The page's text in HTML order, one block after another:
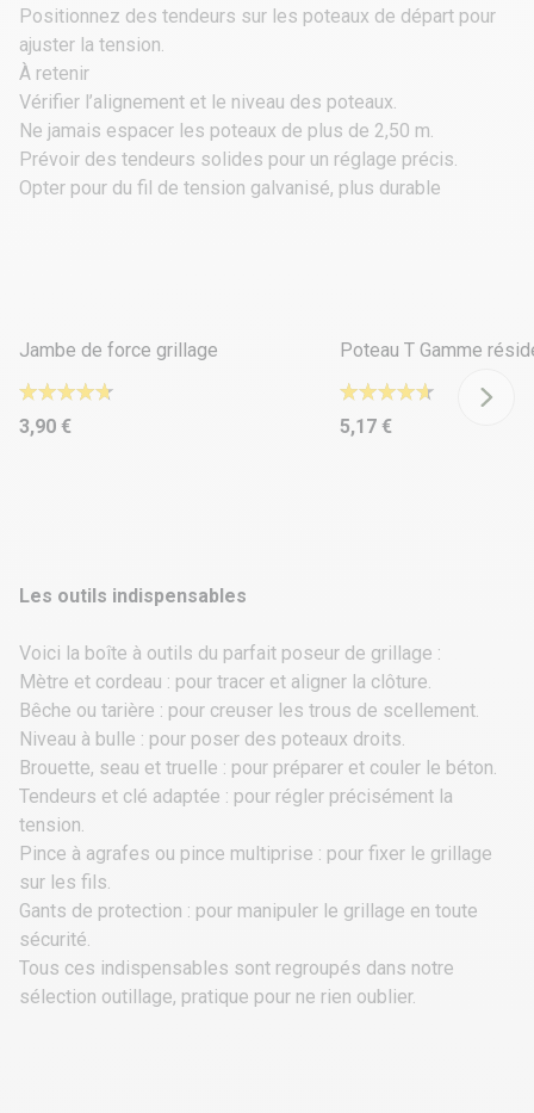
Positionnez des tendeurs sur les poteaux de départ pour
ajuster la tension.
À retenir
Vérifier l’alignement et le niveau des poteaux.
Ne jamais espacer les poteaux de plus de 2,50 m.
Prévoir des tendeurs solides pour un réglage précis.
Opter pour du fil de tension galvanisé, plus durable
Jambe de force grillage
3,90 €
Poteau T Gamme
5,17 €
Les outils indispensables
Voici la boîte à outils du parfait poseur de grillage :
Mètre et cordeau : pour tracer et aligner la clôture.
Bêche ou tarière : pour creuser les trous de scellement.
Niveau à bulle : pour poser des poteaux droits.
Brouette, seau et truelle : pour préparer et couler le béton.
Tendeurs et clé adaptée : pour régler précisément la
tension.
Pince à agrafes ou pince multiprise : pour fixer le grillage
sur les fils.
Gants de protection : pour manipuler le grillage en toute
sécurité.
Tous ces indispensables sont regroupés dans notre
sélection outillage, pratique pour ne rien oublier.